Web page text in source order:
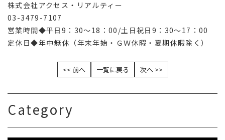
株式会社アクセス・リアルティー
03-3479-7107
営業時間◆平日9：30～18：00/土日祝日9：30～17：00
定休日◆年中無休（年末年始・ＧＷ休暇・夏期休暇除く）
<< 前へ 一覧に戻る 次へ >>
Category